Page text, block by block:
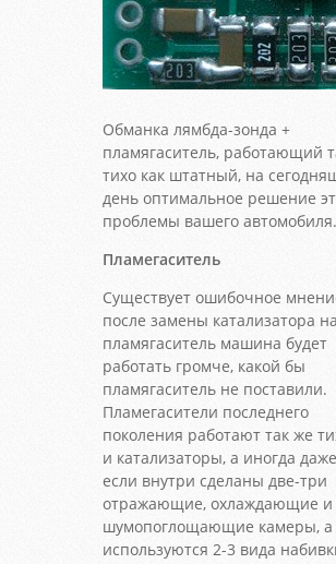
Обманка лямбда-зонда +
пламягаситель, работающий
тихо как штатный, на
день оптимальное решение
проблемы вашего автомобиля.
Пламегаситель
Существует ошибочное
после замены катализатора на
пламягаситель машина будет
работать громче, какой бы
пламягаситель не поставили.
Пламегасители последнего
поколения работают так же
и катализаторы, а иногда
если внутри сделаны две-три
отражающие, охлаждающие и
шумопоглощающие камеры, а
используются 2-3 вида